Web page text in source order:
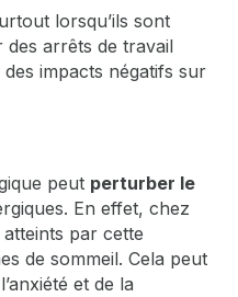
lorsqu’ils sont
des arrêts de travail
impacts négatifs sur
peut perturber le
En effet, chez
par cette
de sommeil. Cela peut
et de la